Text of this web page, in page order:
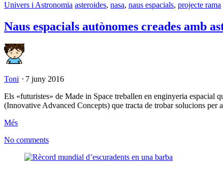
Univers i Astronomia asteroides, nasa, naus espacials, projecte rama
Naus espacials autònomes creades amb
Toni ⋅ 7 juny 2016
Els «futuristes» de Made in Space treballen en enginyeria espacial
(Innovative Advanced Concepts) que tracta de trobar solucions per
Més
No comments